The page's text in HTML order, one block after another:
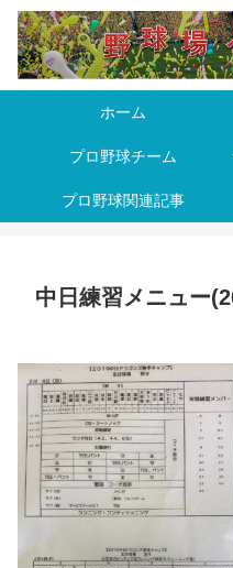
ホーム
プロ野球チーム
プロ野球関連記事
中日練習メニュー